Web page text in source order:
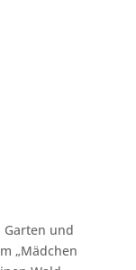
Garten und
„Mädchen